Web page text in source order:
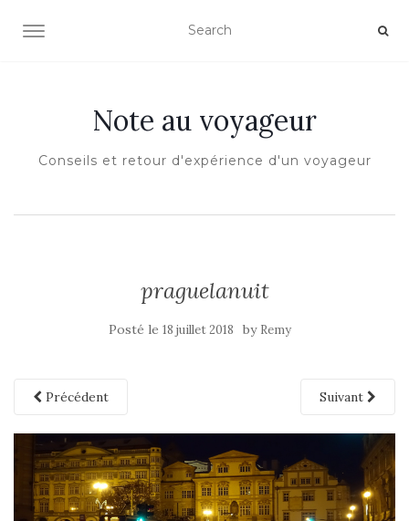
OUVRIR/FERMER LA NAVIGATION
Note au voyageur
Conseils et retour d'expérience d'un voyageur
praguelanuit
Posté le 18 juillet 2018 by Remy
Précédent Suivant